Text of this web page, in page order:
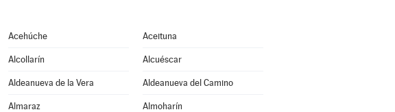
Acehúche Aceituna
Alcollarín Alcuéscar
Aldeanueva de la Vera Aldeanueva del Camino
Almaraz Almoharín